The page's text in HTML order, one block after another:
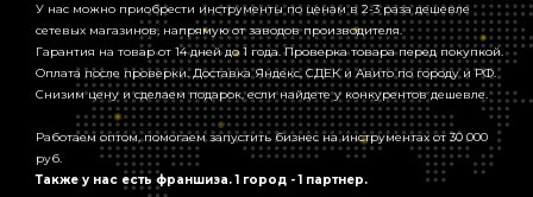
У нас можно приобрести инструменты по ценам в 2-3 раза дешевле
сетевых магазинов, напрямую от заводов производителя.
Гарантия на товар от 14 дней до 1 года. Проверка товара перед покупкой.
Оплата после проверки. Доставка Яндекс, СДЕК и Авито по городу и РФ.
Снизим цену и сделаем подарок, если найдете у конкурентов дешевле.
Работаем оптом, помогаем запустить бизнес на инструментах от 30 000
руб.
Также у нас есть франшиза. 1 город - 1 партнер.